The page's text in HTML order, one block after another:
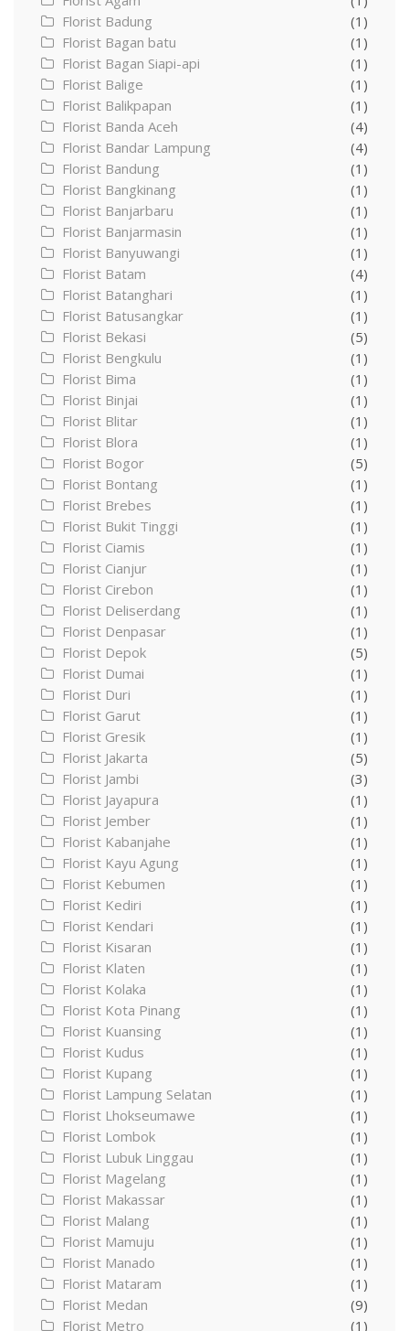
Florist Badung
(1)
Florist Bagan batu
(1)
Florist Bagan Siapi-api
(1)
Florist Balige
(1)
Florist Balikpapan
(1)
Florist Banda Aceh
(4)
Florist Bandar Lampung
(4)
Florist Bandung
(1)
Florist Bangkinang
(1)
Florist Banjarbaru
(1)
Florist Banjarmasin
(1)
Florist Banyuwangi
(1)
Florist Batam
(4)
Florist Batanghari
(1)
Florist Batusangkar
(1)
Florist Bekasi
(5)
Florist Bengkulu
(1)
Florist Bima
(1)
Florist Binjai
(1)
Florist Blitar
(1)
Florist Blora
(1)
Florist Bogor
(5)
Florist Bontang
(1)
Florist Brebes
(1)
Florist Bukit Tinggi
(1)
Florist Ciamis
(1)
Florist Cianjur
(1)
Florist Cirebon
(1)
Florist Deliserdang
(1)
Florist Denpasar
(1)
Florist Depok
(5)
Florist Dumai
(1)
Florist Duri
(1)
Florist Garut
(1)
Florist Gresik
(1)
Florist Jakarta
(5)
Florist Jambi
(3)
Florist Jayapura
(1)
Florist Jember
(1)
Florist Kabanjahe
(1)
Florist Kayu Agung
(1)
Florist Kebumen
(1)
Florist Kediri
(1)
Florist Kendari
(1)
Florist Kisaran
(1)
Florist Klaten
(1)
Florist Kolaka
(1)
Florist Kota Pinang
(1)
Florist Kuansing
(1)
Florist Kudus
(1)
Florist Kupang
(1)
Florist Lampung Selatan
(1)
Florist Lhokseumawe
(1)
Florist Lombok
(1)
Florist Lubuk Linggau
(1)
Florist Magelang
(1)
Florist Makassar
(1)
Florist Malang
(1)
Florist Mamuju
(1)
Florist Manado
(1)
Florist Mataram
(1)
Florist Medan
(9)
Florist Metro
(1)